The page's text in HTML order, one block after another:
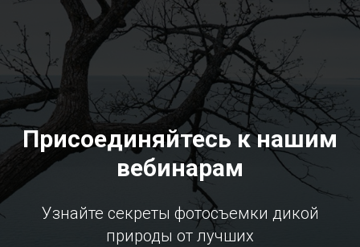
Присоединяйтесь к нашим
вебинарам
Узнайте секреты фотосъемки дикой
природы от лучших